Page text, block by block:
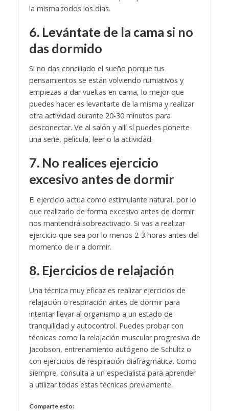
la misma todos los días.
6. Levántate de la cama si no
das dormido
Si no das conciliado el sueño porque tus
pensamientos se están volviendo rumiativos y
empiezas a dar vueltas en cama, lo mejor que
puedes hacer es levantarte de la misma y realizar
otra actividad durante 20-30 minutos para
desconectar. Ve al salón y allí sí puedes ponerte
una serie, película, leer o la actividad.
7. No realices ejercicio
excesivo antes de dormir
El ejercicio actúa como estimulante natural, por lo
que realizarlo de forma excesivo antes de dormir
nos mantendrá sobreactivado. Si vas a realizar
ejercicio que sea por lo menos 2-3 horas antes del
momento de ir a dormir.
8. Ejercicios de relajación
Una técnica muy eficaz es realizar ejercicios de
relajación o respiración antes de dormir para
intentar llevar al organismo a un estado de
tranquilidad y autocontrol. Puedes probar con
técnicas como la relajación muscular progresiva de
Jacobson, entrenamiento autógeno de Schultz o
con ejercicios de respiración diafragmática. Como
siempre, consulta a un especialista para aprender
a utilizar todas estas técnicas previamente.
Comparte esto: